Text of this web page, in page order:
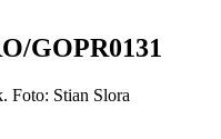
GOPR0131
Foto: Stian Slora